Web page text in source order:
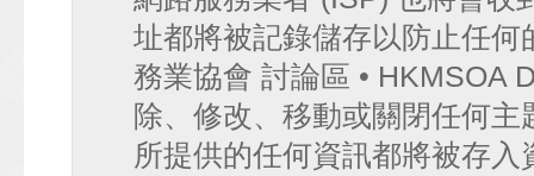
址都將被記錄儲存以防止任
務業協會 討論區 • HKMSOA
除、修改、移動或關閉任何
所提供的任何資訊都將被存